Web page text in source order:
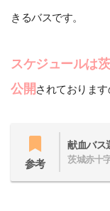
きるバスです。
スケジュールは
公開されておりま
参考
献血バス
茨城赤十